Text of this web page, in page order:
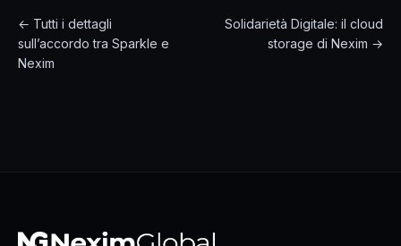
← Tutti i dettagli
sull’accordo tra Sparkle e
Nexim
Solidarietà Digitale: il cloud
storage di Nexim →